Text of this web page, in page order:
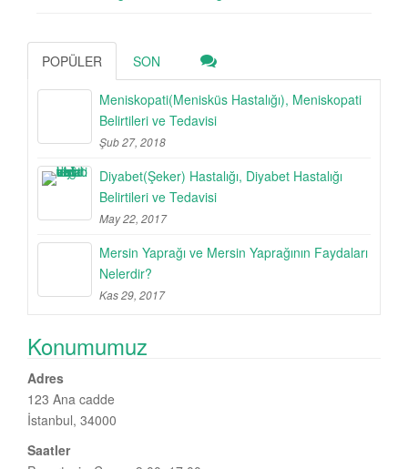
POPÜLER SON
Meniskopati(Menisküs Hastalığı), Meniskopati
Belirtileri ve Tedavisi
Şub 27, 2018
Diyabet(Şeker) Hastalığı, Diyabet Hastalığı
Belirtileri ve Tedavisi
May 22, 2017
Mersin Yaprağı ve Mersin Yaprağının Faydaları
Nelerdir?
Kas 29, 2017
Konumumuz
Adres
123 Ana cadde
İstanbul, 34000
Saatler